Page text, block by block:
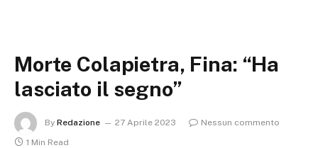
Morte Colapietra, Fina: “Ha
lasciato il segno”
By Redazione 27 Aprile 2023
Nessun commento
1 Min Read